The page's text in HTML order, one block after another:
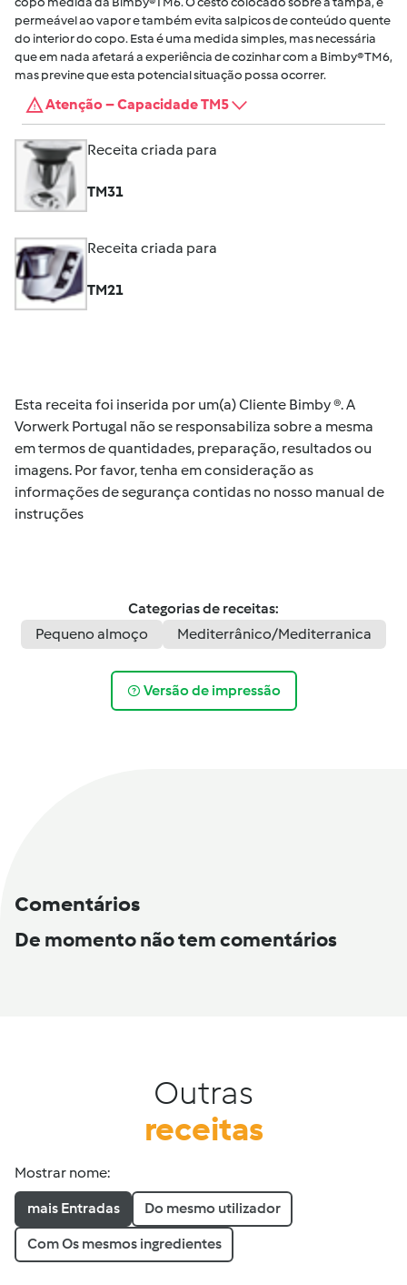
permeável ao vapor e também evita salpicos de conteúdo quente
do interior do copo. Esta é uma medida simples, mas necessária
que em nada afetará a experiência de cozinhar com a Bimby® TM6,
mas previne que esta potencial situação possa ocorrer.
Atenção – Capacidade TM5
Receita criada para
TM31
Receita criada para
TM21
Esta receita foi inserida por um(a) Cliente Bimby ®. A
Vorwerk Portugal não se responsabiliza sobre a mesma
em termos de quantidades, preparação, resultados ou
imagens. Por favor, tenha em consideração as
informações de segurança contidas no nosso manual de
instruções
Categorias de receitas:
Pequeno almoço
Mediterrânico/Mediterranica
Versão de impressão
Comentários
De momento não tem comentários
Outras
receitas
Mostrar nome:
mais Entradas Do mesmo utilizador
Com Os mesmos ingredientes